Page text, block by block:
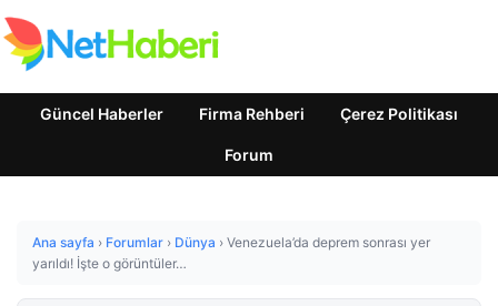
Güncel Haberler Firma Rehberi Çerez Politikası
Forum
Ana sayfa › Forumlar › Dünya › Venezuela’da deprem sonrası yer
yarıldı! İşte o görüntüler…